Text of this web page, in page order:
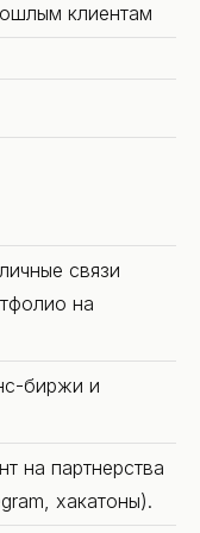
клиентам
связи
на
биржи и
на партнерства
хакатоны).